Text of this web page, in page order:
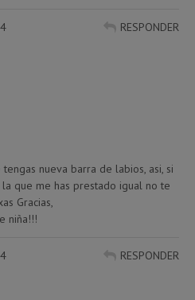
RESPONDER
nueva barra de labios, asi, si
que me has prestado igual no te
Gracias,
niña!!!
RESPONDER